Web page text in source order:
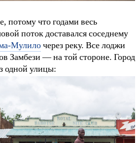
потому что годами весь
поток доставался соседнему
Мулилочерез реку. Все лоджи
Замбези — на той стороне. Город
одной улицы: